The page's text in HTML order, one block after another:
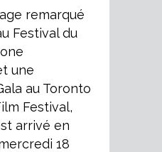
remarqué
Festival du
une
au Toronto
Festival,
arrivé en
18